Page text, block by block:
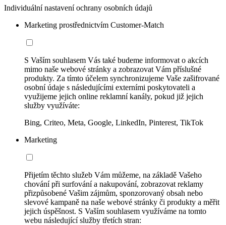
Individuální nastavení ochrany osobních údajů
Marketing prostřednictvím Customer-Match
S Vaším souhlasem Vás také budeme informovat o akcích
mimo naše webové stránky a zobrazovat Vám příslušné
produkty. Za tímto účelem synchronizujeme Vaše zašifrované
osobní údaje s následujícími externími poskytovateli a
využijeme jejich online reklamní kanály, pokud již jejich
služby využíváte:
Bing, Criteo, Meta, Google, LinkedIn, Pinterest, TikTok
Marketing
Přijetím těchto služeb Vám můžeme, na základě Vašeho
chování při surfování a nakupování, zobrazovat reklamy
přizpůsobené Vašim zájmům, sponzorovaný obsah nebo
slevové kampaně na naše webové stránky či produkty a měřit
jejich úspěšnost. S Vaším souhlasem využíváme na tomto
webu následující služby třetích stran: